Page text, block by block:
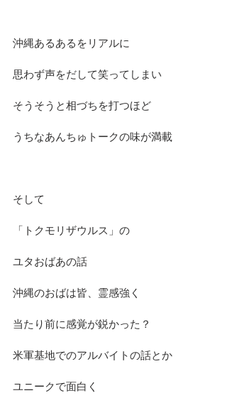
沖縄あるあるをリアルに
思わず声をだして笑ってしまい
そうそうと相づちを打つほど
うちなあんちゅトークの味が満載
そして
「トクモリザウルス」の
ユタおばあの話
沖縄のおばは皆、霊感強く
当たり前に感覚が鋭かった？
米軍基地でのアルバイトの話とか
ユニークで面白く